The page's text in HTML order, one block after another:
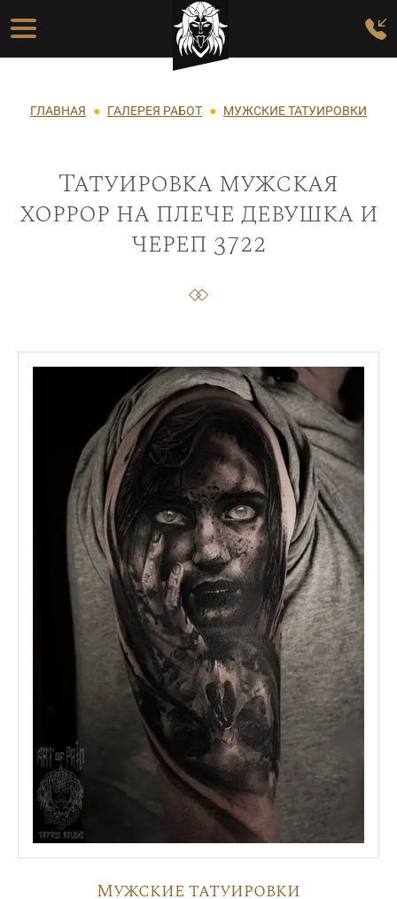
Перейти к основному содержанию
Основная навигация
Строка навигации
ГЛАВНАЯ ГАЛЕРЕЯ РАБОТ МУЖСКИЕ ТАТУИРОВКИ
Татуировка мужская
хоррор на плече девушка и
череп 3722
Мужские татуировки